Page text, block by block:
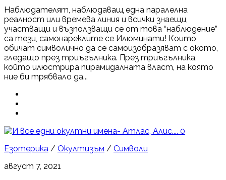
Наблюдателят, наблюдаващ една паралелна
реалност или времева линия и всички знаещи,
участващи и възползващи се от това “наблюдение”
са тези, самонареклите се Илюминати! Които
обичат символично да се самоизобразяват с окото,
гледащо през триъгълника. През триъгълника,
който илюстрира пирамидалната власт, на която
ние би трябвало да...
0
Езотерика / Окултизъм / Символи
август 7, 2021